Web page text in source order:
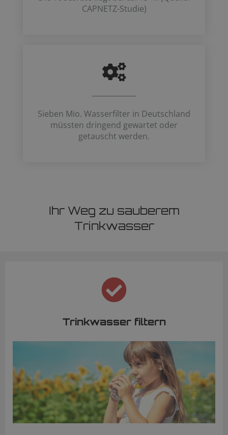
CAPNETZ-Studie)
Sieben Mio. Wasserfilter in Deutschland
müssten dringend gewartet oder
getauscht werden.
Ihr Weg zu sauberem
Trinkwasser
Trinkwasser filtern